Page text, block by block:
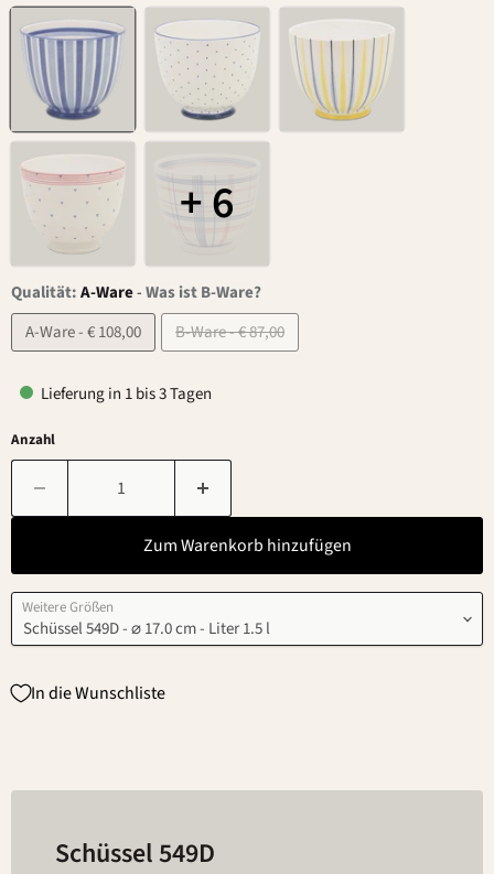
+ 6
Qualität:A-Ware-Was ist B-Ware?
A-Ware - € 108,00
B-Ware - € 87,00
Lieferung in 1 bis 3 Tagen
Anzahl
Zum Warenkorb hinzufügen
Weitere Größen
In die Wunschliste
Schüssel 549D